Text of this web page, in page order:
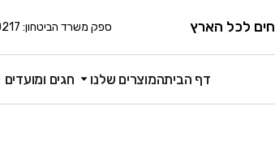
לכל הארץ ספק משרד הביטחון: 0011020217
דף הביתהמוצרים שלנו חגים ומועדים